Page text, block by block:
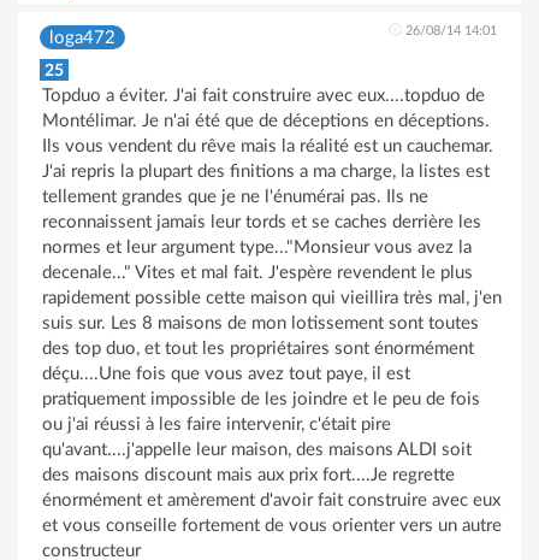
loga472 26/08/14 14:01
25
Topduo a éviter. J'ai fait construire avec eux....topduo de
Montélimar. Je n'ai été que de déceptions en déceptions.
Ils vous vendent du rêve mais la réalité est un cauchemar.
J'ai repris la plupart des finitions a ma charge, la listes est
tellement grandes que je ne l'énumérai pas. Ils ne
reconnaissent jamais leur tords et se caches derrière les
normes et leur argument type..."Monsieur vous avez la
decenale..." Vites et mal fait. J'espère revendent le plus
rapidement possible cette maison qui vieillira très mal, j'en
suis sur. Les 8 maisons de mon lotissement sont toutes
des top duo, et tout les propriétaires sont énormément
déçu....Une fois que vous avez tout paye, il est
pratiquement impossible de les joindre et le peu de fois
ou j'ai réussi à les faire intervenir, c'était pire
qu'avant....j'appelle leur maison, des maisons ALDI soit
des maisons discount mais aux prix fort....Je regrette
énormément et amèrement d'avoir fait construire avec eux
et vous conseille fortement de vous orienter vers un autre
constructeur